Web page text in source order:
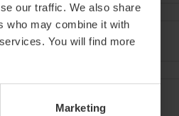
our traffic. We also share
who may combine it with
You will find more
Marketing